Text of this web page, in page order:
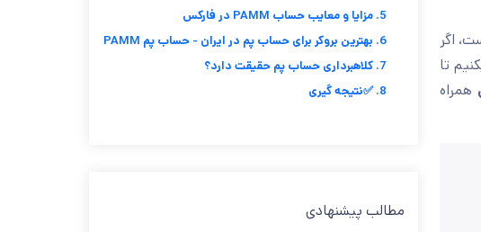
اگر
تا
همراه
5. مزایا و معایب حساب PAMM در فارکس
6. بهترین بروکر برای حساب پم در ایران - حساب پم PAMM
7. کلاهبرداری حساب پم حقیقت دارد؟
8. ✅نتیجه گیری
مطالب پیشنهادی